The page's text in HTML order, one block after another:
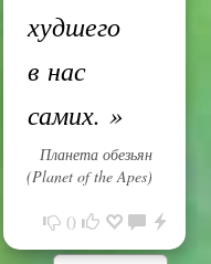
худшего
в нас
самих. »
Планета обезьян
(Planet of the Apes)
0